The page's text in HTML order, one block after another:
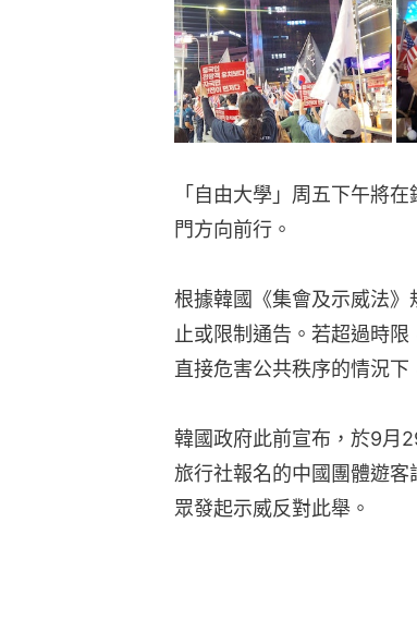
「自由大學」周五下午將
門方向前行。
根據韓國《集會及示威法
止或限制通告。若超過時
直接危害公共秩序的情況下
韓國政府此前宣布，於9月
旅行社報名的中國團體遊
眾發起示威反對此舉。